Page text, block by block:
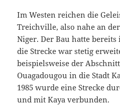
Im Westen reichen die
Treichville, also nahe an
Niger. Der Bau hatte bereits
die Strecke war stetig
beispielsweise der
Ouagadougou in die Stadt
1985 wurde eine Strecke
und mit Kaya verbunden.